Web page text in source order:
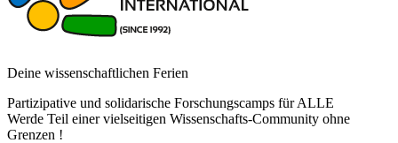
Deine wissenschaftlichen Ferien
Partizipative und solidarische Forschungscamps für ALLE
Werde Teil einer vielseitigen Wissenschafts-Community ohne
Grenzen !